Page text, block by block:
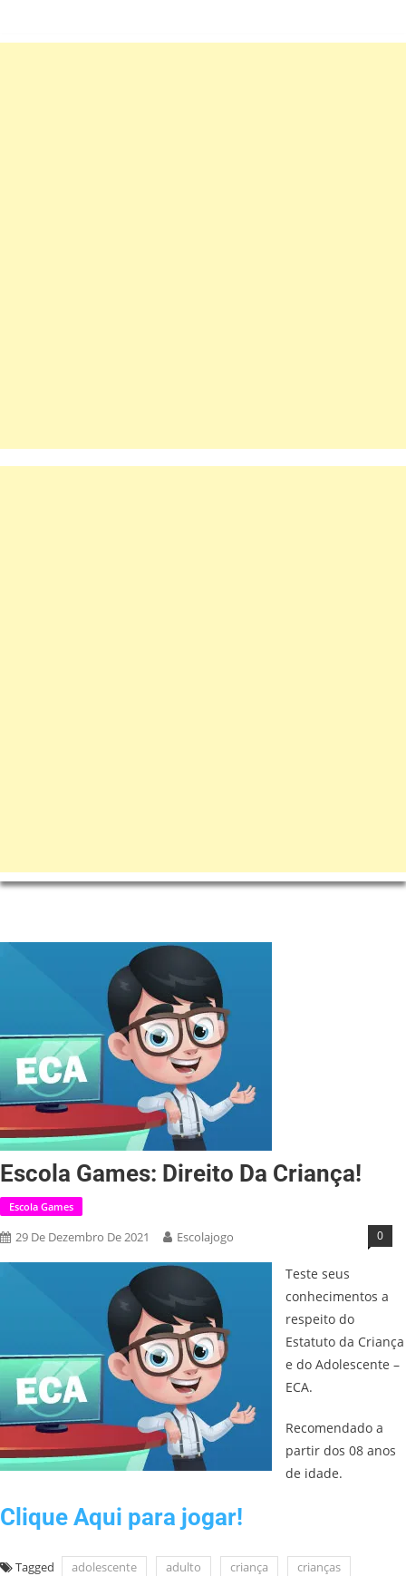
Escola Games: Direito Da Criança!
Escola Games
29 De Dezembro De 2021 Escolajogo 0
Teste seus
conhecimentos a
respeito do
Estatuto da Criança
e do Adolescente –
ECA.
Recomendado a
partir dos 08 anos
de idade.
Clique Aqui para jogar!
Tagged adolescente adulto criança crianças